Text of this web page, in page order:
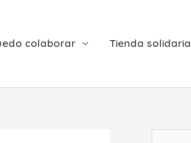
colaborar Tienda solidaria